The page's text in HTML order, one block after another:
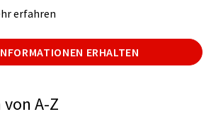
erfahren
ERHALTEN
A-Z